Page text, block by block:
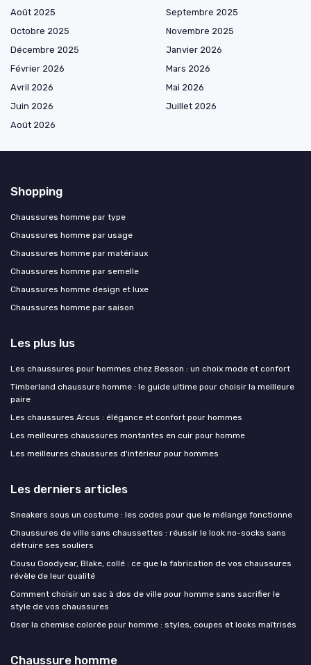
Août 2025
Septembre 2025
Octobre 2025
Novembre 2025
Décembre 2025
Janvier 2026
Février 2026
Mars 2026
Avril 2026
Mai 2026
Juin 2026
Juillet 2026
Août 2026
Shopping
Chaussures homme par type
Chaussures homme par usage
Chaussures homme par matériaux
Chaussures homme par semelle
Chaussures homme design et luxe
Chaussures homme par saison
Les plus lus
Les chaussures pour hommes chez Besson : un choix mode et confort
Timberland chaussure homme : le guide ultime pour choisir la meilleure
paire
Les chaussures Arcus : élégance et confort pour hommes
Les meilleures chaussures montantes en cuir pour homme
Les meilleures chaussures d'intérieur pour hommes
Les derniers articles
Sneakers sous un costume : les codes pour que le mélange fonctionne
Chaussures de ville sans chaussettes : réussir le look no-socks sans
détruire ses souliers
Cousu Goodyear, Blake, collé : ce que la fabrication de vos chaussures
révèle de leur qualité
Comment choisir un sac à dos de ville pour homme sans sacrifier le
style de vos chaussures
Oser la chemise colorée pour homme : styles, coupes et looks maîtrisés
Chaussure homme